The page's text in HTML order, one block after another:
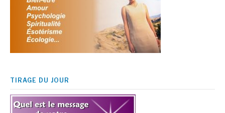
TIRAGE DU JOUR